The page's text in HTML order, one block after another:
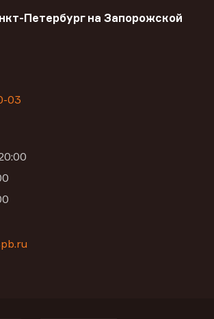
Петербург на Запорожской
03